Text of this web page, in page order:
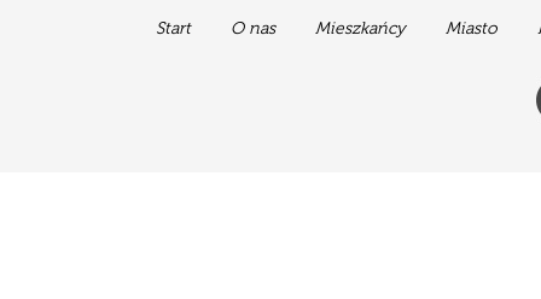
Start O nas Mieszkańcy Miasto